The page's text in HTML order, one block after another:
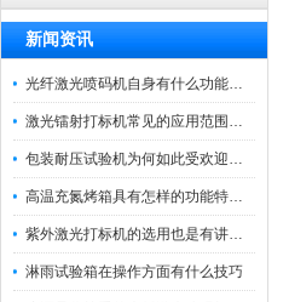
新闻资讯
光纤激光喷码机自身有什么功能？不妨看看下文
激光镭射打标机常见的应用范围如下
包装耐压试验机为何如此受欢迎呢？
高温充氮烤箱具有怎样的功能特点呢？
紫外激光打标机的选用也是有讲究的
淋雨试验箱在操作方面有什么技巧